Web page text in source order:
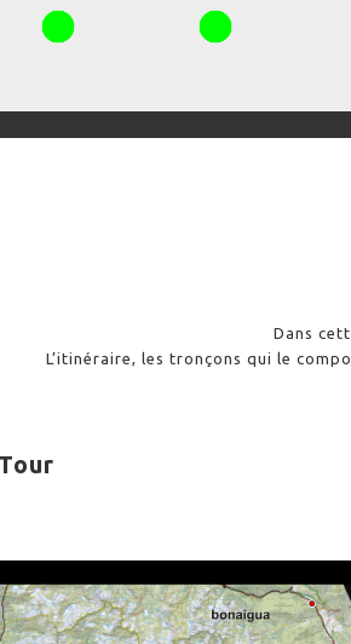
Dans
L’itinéraire, les tronçons qui le